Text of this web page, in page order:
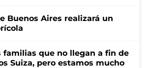
Buenos Aires realizará un
familias que no llegan a fin de
Suiza, pero estamos mucho